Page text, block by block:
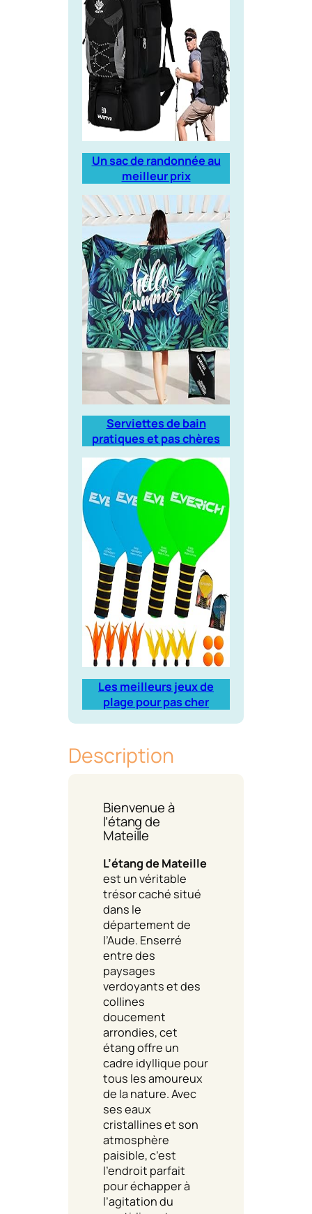
Un sac de randonnée au
meilleur prix
Serviettes de bain
pratiques et pas chères
Les meilleurs jeux de
plage pour pas cher
Description
Bienvenue à
l’étang de
Mateille
L’étang de Mateille
est un véritable
trésor caché situé
dans le
département de
l’Aude. Enserré
entre des
paysages
verdoyants et des
collines
doucement
arrondies, cet
étang offre un
cadre idyllique pour
tous les amoureux
de la nature. Avec
ses eaux
cristallines et son
atmosphère
paisible, c’est
l’endroit parfait
pour échapper à
l’agitation du